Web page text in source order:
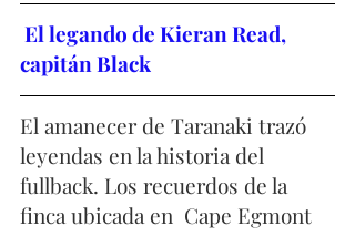
capitán Black
El amanecer de Taranaki trazó
leyendas en la historia del
fullback. Los recuerdos de la
finca ubicada en  Cape Egmont